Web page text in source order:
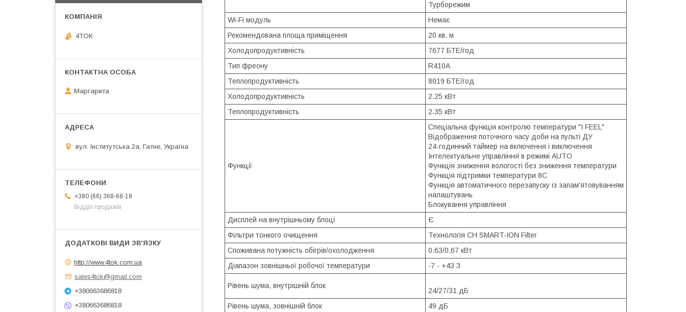
Турборежим
Wi-Fi модуль
Немає
Рекомендована площа приміщення
20 кв. м
Холодопродуктивність
7677 БТЕ/год
Тип фреону
R410A
Теплопродуктивність
8019 БТЕ/год
Холодопродуктивність
2.25 кВт
Теплопродуктивність
2.35 кВт
Функції
Спеціальна функція контролю температури "I FEEL"
Відображення поточного часу доби на пульті ДУ
24-годинний таймер на включення і виключення
Інтелектуальне управління в режимі AUTO
Функція зниження вологості без зниження температури
Функція підтримки температури 8С
Функція автоматичного перезапуску із запам'ятовуванням
налаштувань
Блокування управління
Дисплей на внутрішньому блоці
Є
Фільтри тонкого очищення
Технологія CH SMART-ION Filter
Споживана потужність обігрів/охолодження
0.63/0.67 кВт
Діапазон зовнішньої робочої температури
-7 - +43 З
Рівень шума, внутрішній блок
24/27/31 дБ
Рівень шума, зовнішній блок
49 дБ
4TOK
Маргарита
вул. Інститутська 2а, Гатне, Україна
+380 (66) 368-68-18
Відділ продажів
http://www.4tok.com.ua
sales4tok@gmail.com
+380663686818
+380663686818